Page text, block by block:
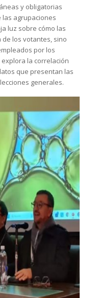
y obligatorias
las agrupaciones
luz sobre cómo las
de los votantes, sino
por los
la correlación
que presentan las
generales.